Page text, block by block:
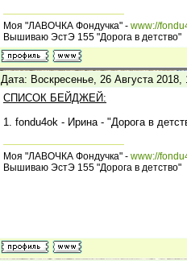
Моя "ЛАВОЧКА Фондучка" - www://
Вышиваю ЭстЭ 155 "Дорога в детство"
Дата: Воскресенье, 26 Августа
СПИСОК БЕЙДЖЕЙ:
1. fondu4ok - Ирина - "Дорога в
Моя "ЛАВОЧКА Фондучка" - www://
Вышиваю ЭстЭ 155 "Дорога в детство"